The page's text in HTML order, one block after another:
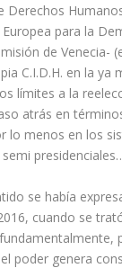
Derechos
para la
de Venecia-
C.I.D.H. en la ya
límites a la
atrás en
lo menos en los
se había
cuando se
poder genera